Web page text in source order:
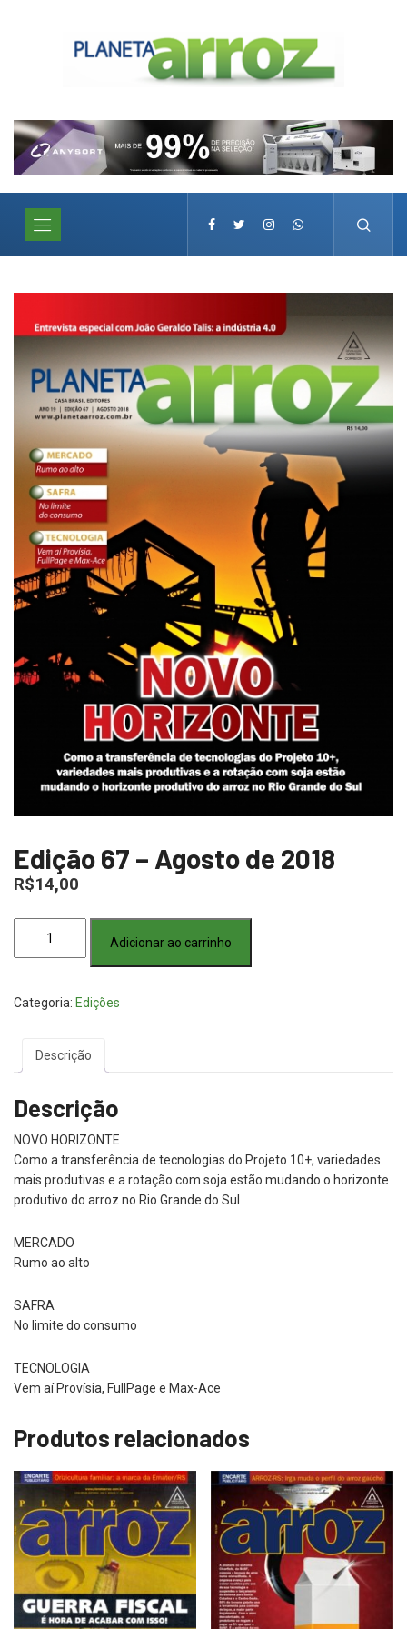
Edição 67 – Agosto de 2018
R$14,00
de
quantidade
Adicionar ao carrinho
Categoria: Edições
Descrição
Descrição
NOVO HORIZONTE
Como a transferência de tecnologias do Projeto 10+, variedades
mais produtivas e a rotação com soja estão mudando o horizonte
produtivo do arroz no Rio Grande do Sul
MERCADO
Rumo ao alto
SAFRA
No limite do consumo
TECNOLOGIA
Vem aí Provísia, FullPage e Max-Ace
Produtos relacionados